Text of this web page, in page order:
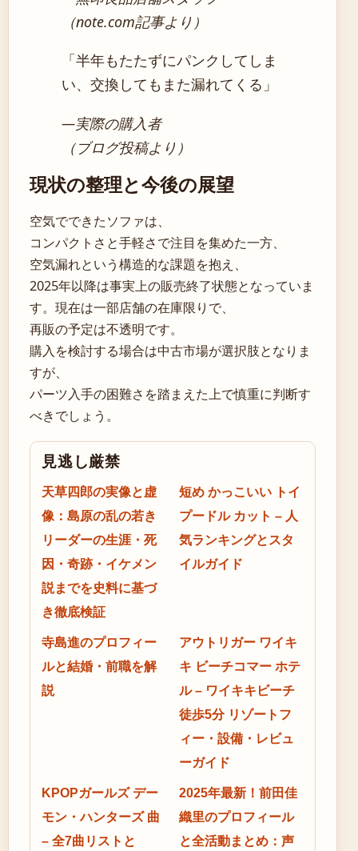
（note.com記事より）
「半年もたたずにパンクしてしま
い、交換してもまた漏れてくる」
―実際の購入者
（ブログ投稿より）
現状の整理と今後の展望
空気でできたソファは、
コンパクトさと手軽さで注目を集めた一方、
空気漏れという構造的な課題を抱え、
2025年以降は事実上の販売終了状態となっていま
す。現在は一部店舗の在庫限りで、
再販の予定は不透明です。
購入を検討する場合は中古市場が選択肢となりま
すが、
パーツ入手の困難さを踏まえた上で慎重に判断す
べきでしょう。
見逃し厳禁
天草四郎の実像と虚
像：島原の乱の若き
リーダーの生涯・死
因・奇跡・イケメン
説までを史料に基づ
き徹底検証
短め かっこいい トイ
プードル カット – 人
気ランキングとスタ
イルガイド
寺島進のプロフィー
ルと結婚・前職を解
説
アウトリガー ワイキ
キ ビーチコマー ホテ
ル – ワイキキビーチ
徒歩5分 リゾートフ
ィー・設備・レビュ
ーガイド
KPOPガールズ デー
モン・ハンターズ 曲
– 全7曲リストと
2025年最新！前田佳
織里のプロフィール
と全活動まとめ：声